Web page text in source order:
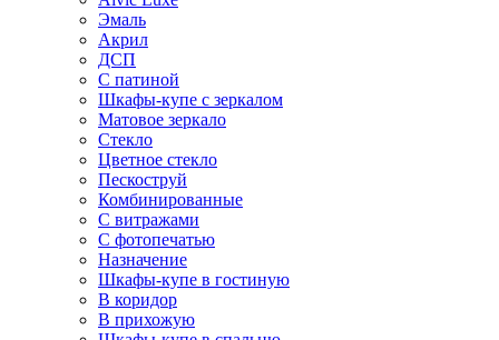
Эмаль
Акрил
ДСП
С патиной
Шкафы-купе с зеркалом
Матовое зеркало
Стекло
Цветное стекло
Пескоструй
Комбинированные
С витражами
С фотопечатью
Назначение
Шкафы-купе в гостиную
В коридор
В прихожую